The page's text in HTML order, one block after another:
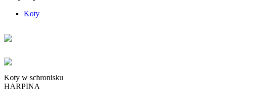
Koty
Koty w schronisku
HARPINA